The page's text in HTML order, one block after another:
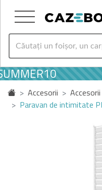
Accesorii
Paravan de intimitate